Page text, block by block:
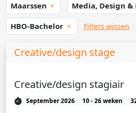
Maarssen Media, Design
HBO-Bachelor Filters wissen
Creative/design stage
Creative/design stagiair
September 2026 10 - 26 weken